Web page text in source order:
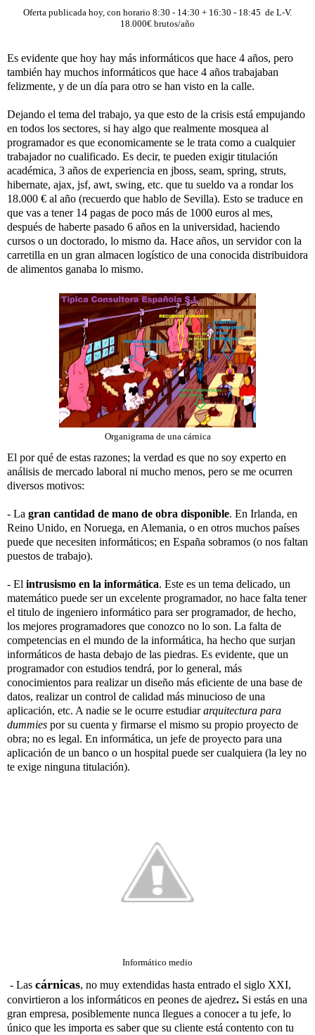
Oferta publicada hoy, con horario 8:30 - 14:30 + 16:30 - 18:45 de L-V.
18.000€ brutos/año
Es evidente que hoy hay más informáticos que hace 4 años, pero
también hay muchos informáticos que hace 4 años trabajaban
felizmente, y de un día para otro se han visto en la calle.
Dejando el tema del trabajo, ya que esto de la crisis está empujando
en todos los sectores, si hay algo que realmente mosquea al
programador es que economicamente se le trata como a cualquier
trabajador no cualificado. Es decir, te pueden exigir titulación
académica, 3 años de experiencia en jboss, seam, spring, struts,
hibernate, ajax, jsf, awt, swing, etc. que tu sueldo va a rondar los
18.000 € al año (recuerdo que hablo de Sevilla). Esto se traduce en
que vas a tener 14 pagas de poco más de 1000 euros al mes,
después de haberte pasado 6 años en la universidad, haciendo
cursos o un doctorado, lo mismo da. Hace años, un servidor con la
carretilla en un gran almacen logístico de una conocida distribuidora
de alimentos ganaba lo mismo.
Organigrama de una cárnica
El por qué de estas razones; la verdad es que no soy experto en
análisis de mercado laboral ni mucho menos, pero se me ocurren
diversos motivos:
- La gran cantidad de mano de obra disponible. En Irlanda, en
Reino Unido, en Noruega, en Alemania, o en otros muchos países
puede que necesiten informáticos; en España sobramos (o nos faltan
puestos de trabajo).
- El intrusismo en la informática. Este es un tema delicado, un
matemático puede ser un excelente programador, no hace falta tener
el titulo de ingeniero informático para ser programador, de hecho,
los mejores programadores que conozco no lo son. La falta de
competencias en el mundo de la informática, ha hecho que surjan
informáticos de hasta debajo de las piedras. Es evidente, que un
programador con estudios tendrá, por lo general, más
conocimientos para realizar un diseño más eficiente de una base de
datos, realizar un control de calidad más minucioso de una
aplicación, etc. A nadie se le ocurre estudiararquitectura para
dummies por su cuenta y firmarse el mismo su propio proyecto de
obra; no es legal. En informática, un jefe de proyecto para una
aplicación de un banco o un hospital puede ser cualquiera (la ley no
te exige ninguna titulación).
Informático medio
- Las cárnicas, no muy extendidas hasta entrado el siglo XXI,
convirtieron a los informáticos en peones de ajedrez. Si estás en una
gran empresa, posiblemente nunca llegues a conocer a tu jefe, lo
único que les importa es saber que su cliente está contento con tu